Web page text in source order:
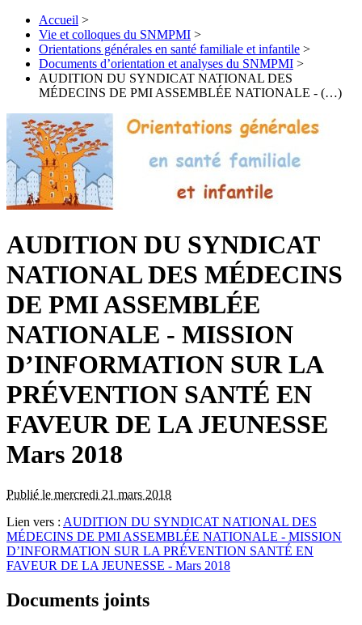
Accueil >
Vie et colloques du SNMPMI >
Orientations générales en santé familiale et infantile >
Documents d’orientation et analyses du SNMPMI >
AUDITION DU SYNDICAT NATIONAL DES
MÉDECINS DE PMI ASSEMBLÉE NATIONALE ‐ (…)
AUDITION DU SYNDICAT
NATIONAL DES MÉDECINS
DE PMI ASSEMBLÉE
NATIONALE ‐ MISSION
D’INFORMATION SUR LA
PRÉVENTION SANTÉ EN
FAVEUR DE LA JEUNESSE
Mars 2018
Publié le mercredi 21 mars 2018
Lien vers : AUDITION DU SYNDICAT NATIONAL DES
MÉDECINS DE PMI ASSEMBLÉE NATIONALE ‐ MISSION
D’INFORMATION SUR LA PRÉVENTION SANTÉ EN
FAVEUR DE LA JEUNESSE - Mars 2018
Documents joints